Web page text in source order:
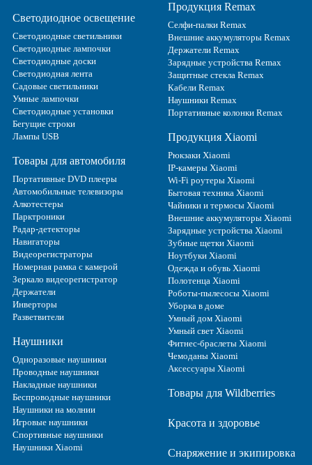
Светодиодное освещение
Светодиодные светильники
Светодиодные лампочки
Светодиодные доски
Светодиодная лента
Садовые светильники
Умные лампочки
Светодиодные установки
Бегущие строки
Лампы USB
Товары для автомобиля
Портативные DVD плееры
Автомобильные телевизоры
Алкотестеры
Парктроники
Радар-детекторы
Навигаторы
Видеорегистраторы
Номерная рамка с камерой
Зеркало видеорегистратор
Держатели
Инверторы
Разветвители
Наушники
Одноразовые наушники
Проводные наушники
Накладные наушники
Беспроводные наушники
Наушники на молнии
Игровые наушники
Спортивные наушники
Наушники Xiaomi
Продукция Remax
Селфи-палки Remax
Внешние аккумуляторы Remax
Держатели Remax
Зарядные устройства Remax
Защитные стекла Remax
Кабели Remax
Наушники Remax
Портативные колонки Remax
Продукция Xiaomi
Рюкзаки Xiaomi
IP-камеры Xiaomi
Wi-Fi роутеры Xiaomi
Бытовая техника Xiaomi
Чайники и термосы Xiaomi
Внешние аккумуляторы Xiaomi
Зарядные устройства Xiaomi
Зубные щетки Xiaomi
Ноутбуки Xiaomi
Одежда и обувь Xiaomi
Полотенца Xiaomi
Роботы-пылесосы Xiaomi
Уборка в доме
Умный дом Xiaomi
Умный свет Xiaomi
Фитнес-браслеты Xiaomi
Чемоданы Xiaomi
Аксессуары Xiaomi
Товары для Wildberries
Красота и здоровье
Снаряжение и экипировка